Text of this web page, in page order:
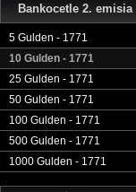
Bankocetle 2. emisia
5 Gulden - 1771
10 Gulden - 1771
25 Gulden - 1771
50 Gulden - 1771
100 Gulden - 1771
500 Gulden - 1771
1000 Gulden - 1771